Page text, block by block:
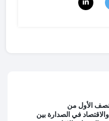
الأول من
والاقتصاد في الصدارة بين